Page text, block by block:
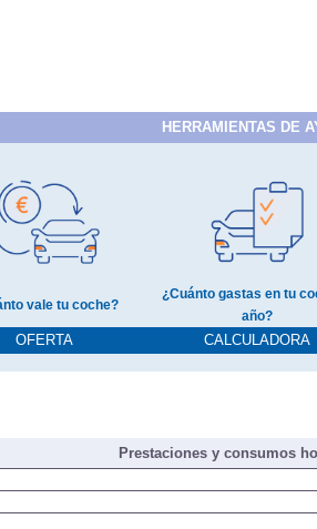
HERRAMIENTAS DE
OFERTA
¿Cuánto gastas en tu
año?
CALCULADORA
Prestaciones y consumos